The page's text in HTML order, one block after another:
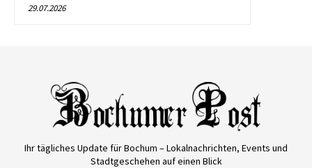
29.07.2026
Ihr tägliches Update für Bochum – Lokalnachrichten, Events und
Stadtgeschehen auf einen Blick